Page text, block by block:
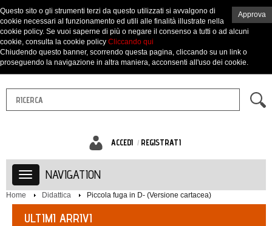
ACCEDI REGISTRATI
NAVIGATION
Home Didattica Piccola fuga in D- (Versione cartacea)
ULTIMI ARRIVI
Approva
Questo sito o gli strumenti terzi da questo utilizzati si avvalgono di
cookie necessari al funzionamento ed utili alle finalità illustrate nella
cookie policy. Se vuoi saperne di più o negare il consenso a tutti o ad alcuni
cookie, consulta la cookie policy Cliccando qui
Chiudendo questo banner, scorrendo questa pagina, cliccando su un link o
proseguendo la navigazione in altra maniera, acconsenti all'uso dei cookie.